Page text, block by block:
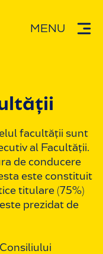
MENU
facultății sunt
al Facultății.
de conducere
este constituit
titulare (75%)
prezidat de